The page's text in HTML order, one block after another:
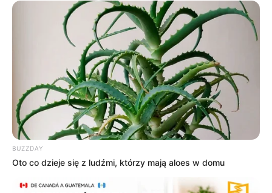
Płytę do recenzji otrzymaliśmy dzięki uprzejmości firmy
Universal Music Polska .
OBSERWUJ NAS W GOOGLE NEWS, BY BYĆ NA
BUZZDAY
Oto co dzieje się z ludźmi, którzy mają aloes w domu